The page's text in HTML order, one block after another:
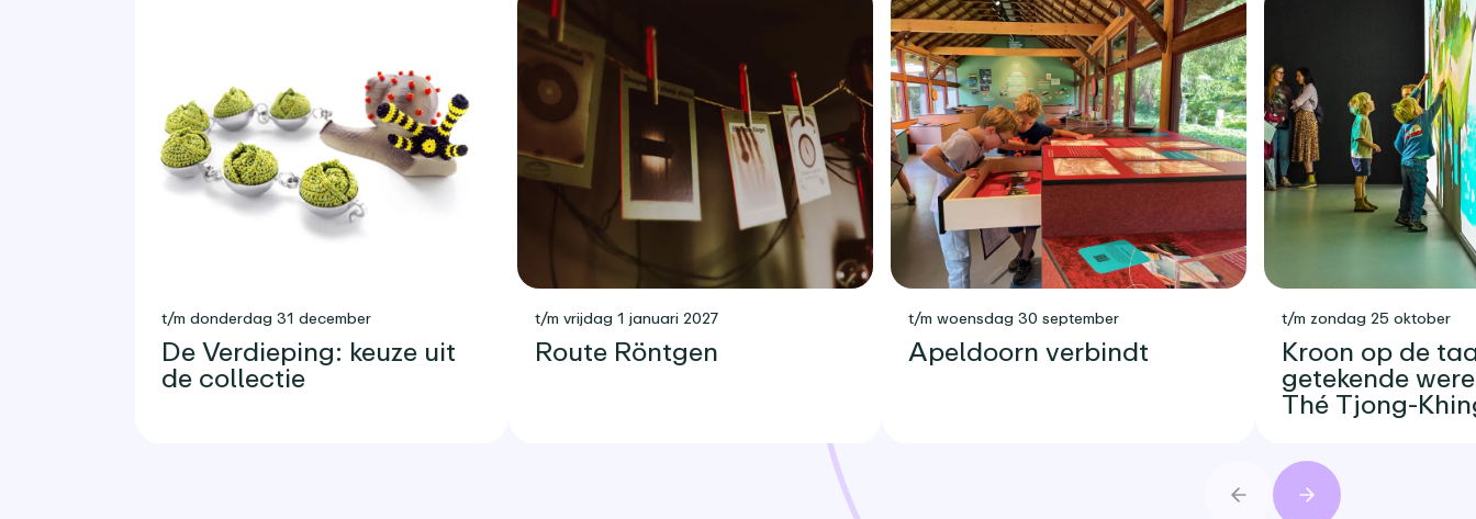
t/m donderdag 31 december
De Verdieping: keuze uit
de collectie
t/m vrijdag 1 januari 2027
Route Röntgen
t/m woensdag 30 september
Apeldoorn verbindt
t/m zondag 25 oktober
Kroon op de
getekende
Thé Tjong-
VorigeVolgende